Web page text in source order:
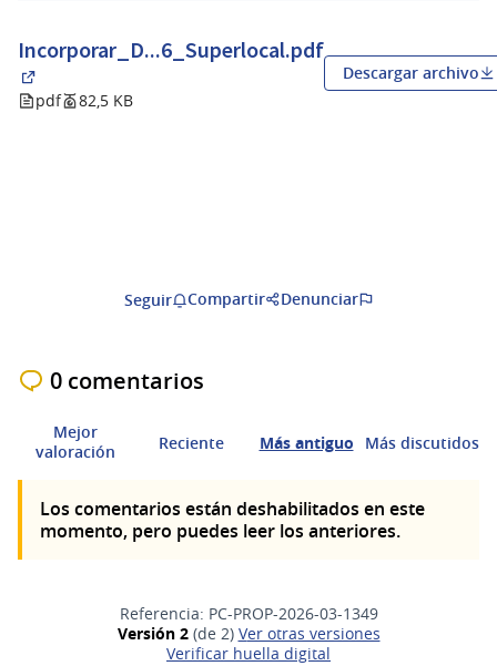
Incorporar_D...6_Superlocal.pdf
(Abrir en una pestaña nueva)
pdf 82,5 KB
Descargar archivo
Seguir Compartir Denunciar
0 comentarios
Mejor
valoración
Reciente Más antiguo Más discutidos
Los comentarios están deshabilitados en este
momento, pero puedes leer los anteriores.
Referencia: PC-PROP-2026-03-1349
Versión 2(de 2)
ver otras versiones
Verificar huella digital